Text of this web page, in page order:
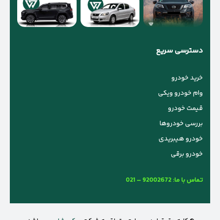
دسترسی سریع
خرید خودرو
وام خودرو ویکی
قیمت خودرو
بررسی خودروها
خودرو هیبریدی
خودرو برقی
تماس با ما: 021 – 92002672